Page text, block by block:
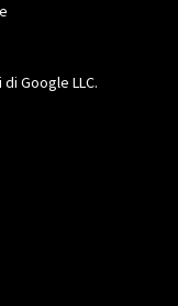
Google LLC.